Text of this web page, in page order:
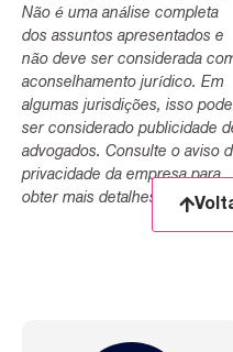
Não é uma análise completa
dos assuntos apresentados e
não deve ser considerada
aconselhamento jurídico. Em
algumas jurisdições, isso pode
ser considerado publicidade
advogados. Consulte o aviso
privacidade da empresa para
obter mais detalhes.